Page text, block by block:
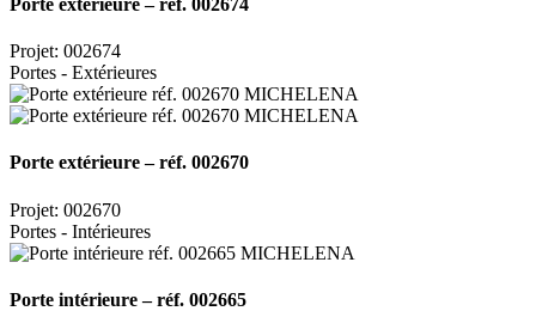
Projet: 002674
Portes - Extérieures
Porte extérieure – réf. 002670
Projet: 002670
Portes - Intérieures
Porte intérieure – réf. 002665